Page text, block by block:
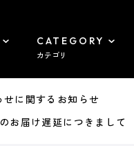
CATEGORY
カテゴリ
に関するお知らせ
届け遅延につきまして